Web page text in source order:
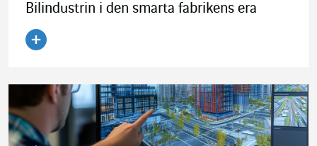
Bilindustrin i den smarta fabrikens era